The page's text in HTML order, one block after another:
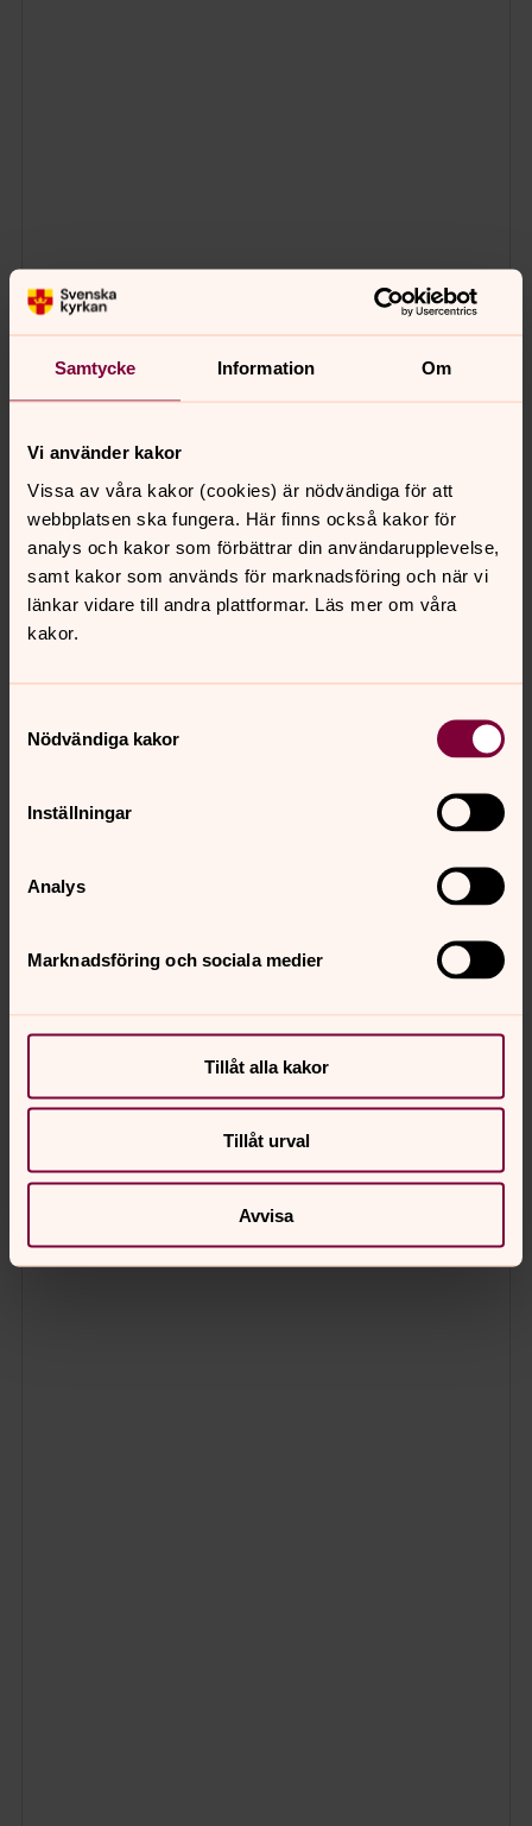
Samtycke Information Om
Vi använder kakor
Vissa av våra kakor (cookies) är nödvändiga för att
webbplatsen ska fungera. Här finns också kakor för
analys och kakor som förbättrar din användarupplevelse,
samt kakor som används för marknadsföring och när vi
länkar vidare till andra plattformar. Läs mer om våra
kakor.
Nödvändiga kakor
Inställningar
Analys
Marknadsföring och sociala medier
Tillåt alla kakor
Tillåt urval
Avvisa